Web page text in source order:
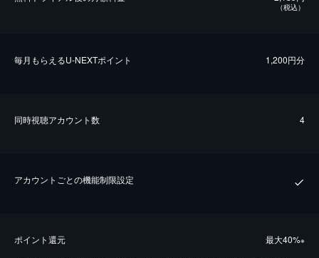
（税込）
毎⽉もらえるU-NEXTポイント 1,200円分
同時視聴アカウント数 4
アカウントごとの機能制限設定
ポイント還元 最⼤40%※